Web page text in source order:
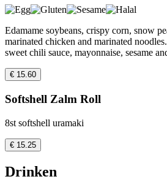
Edamame soybeans, crispy corn, snow
marinated chicken and marinated
sweet chili sauce, mayonnaise, sesame
€ 15.60
Softshell Zalm Roll
8st softshell uramaki
€ 15.25
Drinken